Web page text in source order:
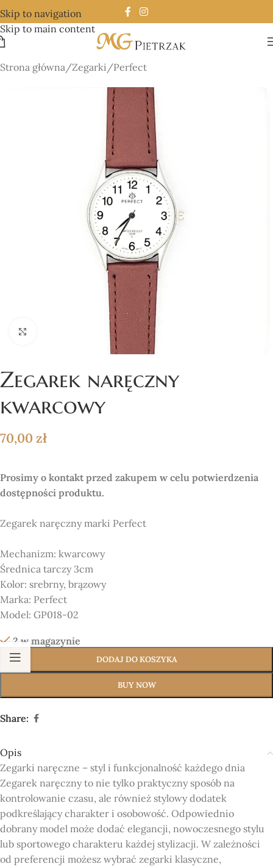
Skip to navigation
Skip to main content
Strona główna/Zegarki /Perfect
Zegarek naręczny
kwarcowy
70,00 zł
Prosimy o kontakt przed zakupem w celu potwierdzenia
dostępności produktu.
Zegarek naręczny marki Perfect
Mechanizm: kwarcowy
Średnica tarczy 3cm
Kolor: srebrny, brązowy
Marka: Perfect
Model: GP018-02
2 w magazynie
DODAJ DO KOSZYKA
BUY NOW
Share:
Opis
Zegarki naręczne – styl i funkcjonalność każdego dnia
Zegarek naręczny to nie tylko praktyczny sposób na
kontrolowanie czasu, ale również stylowy dodatek
podkreślający charakter i osobowość. Odpowiednio
dobrany model może dodać elegancji, nowoczesnego stylu
lub sportowego charakteru każdej stylizacji. W zależności
od preferencji możesz wybrać zegarki klasyczne,